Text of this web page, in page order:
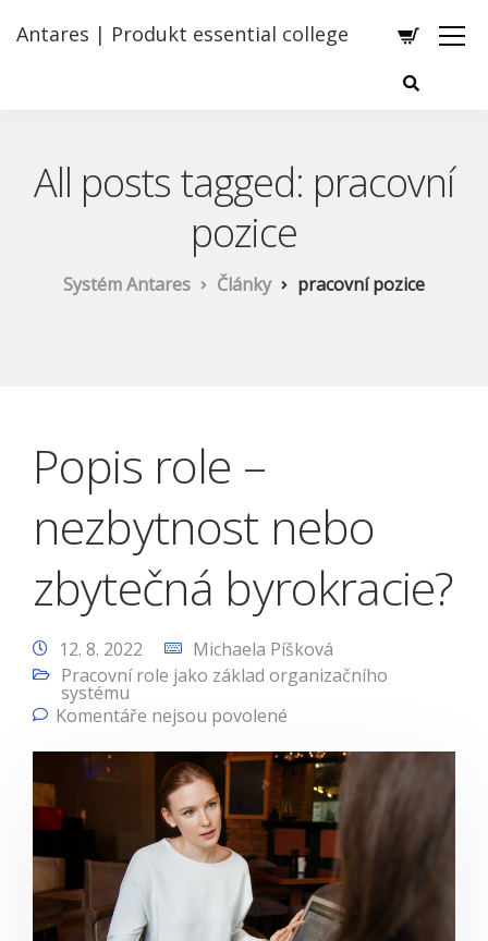
Antares | Produkt essential college
All posts tagged: pracovní
pozice
Systém Antares Články pracovní pozice
Popis role –
nezbytnost nebo
zbytečná byrokracie?
12. 8. 2022
Michaela Píšková
Pracovní role jako základ organizačního
systému
Komentáře nejsou povolené